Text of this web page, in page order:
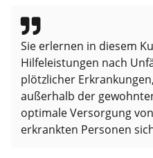
Sie erlernen in diesem
Hilfeleistungen nach
plötzlicher
außerhalb der
optimale Versorgung
erkrankten Personen